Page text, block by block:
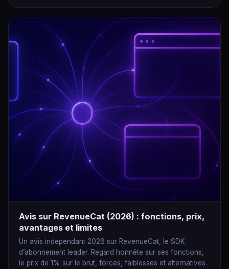
Avis sur RevenueCat (2026) : fonctions, prix,
avantages et limites
Un avis indépendant 2026 sur RevenueCat, le SDK
d’abonnement leader. Regard honnête sur ses fonctions,
le prix de 1% sur le brut, forces, faiblesses et alternatives.